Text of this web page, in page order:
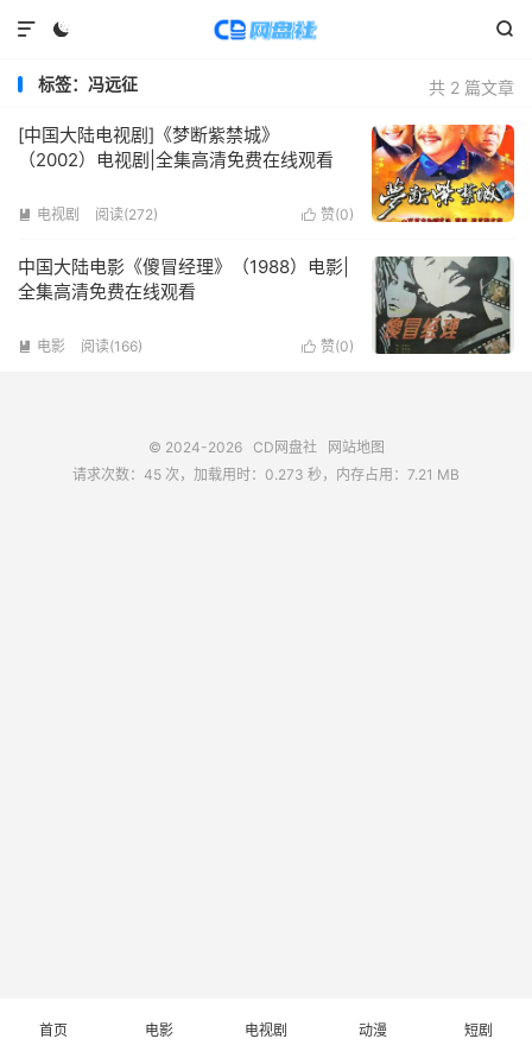
 

共 2 篇文章
标签：冯远征
[中国大陆电视剧]《梦断紫禁城》
（2002）电视剧|全集高清免费在线观看
 赞(0)
 电视剧 阅读(272)
中国大陆电影《傻冒经理》（1988）电影|
全集高清免费在线观看
 赞(0)
 电影 阅读(166)
© 2024-2026 CD网盘社
网站地图
请求次数：45 次，加载用时：0.273 秒，内存占用：7.21 MB
首页 电影 电视剧 动漫 短剧